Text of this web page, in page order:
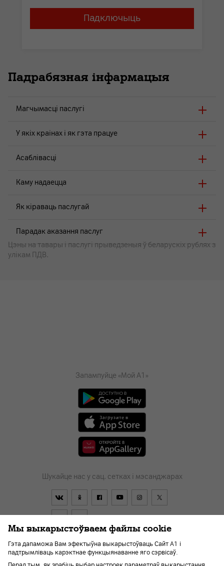
Падключыць
Падрабязная інфармацыя
Магчымасці паслугі
У якіх краінах і як гэта працуе
Асаблівасці
Каму надаецца
Як кіраваць паслугай
Парадак аказання паслуг
Цэны на тавары i паслугі прыведзеныя ў беларускіх рублях з
улікам ПДВ.
Запампуйце «Мой А1»
Шукайце нас у сац. сетках і мэсанджарах
Дагавор Пра кампанію Перайсці ў А1
Мы выкарыстоўваем файлы cookie
Гэта дапаможа Вам эфектыўна выкарыстоўваць Сайт А1 і
падтрымліваць карэктнае функцыянаванне яго сэрвісаў.